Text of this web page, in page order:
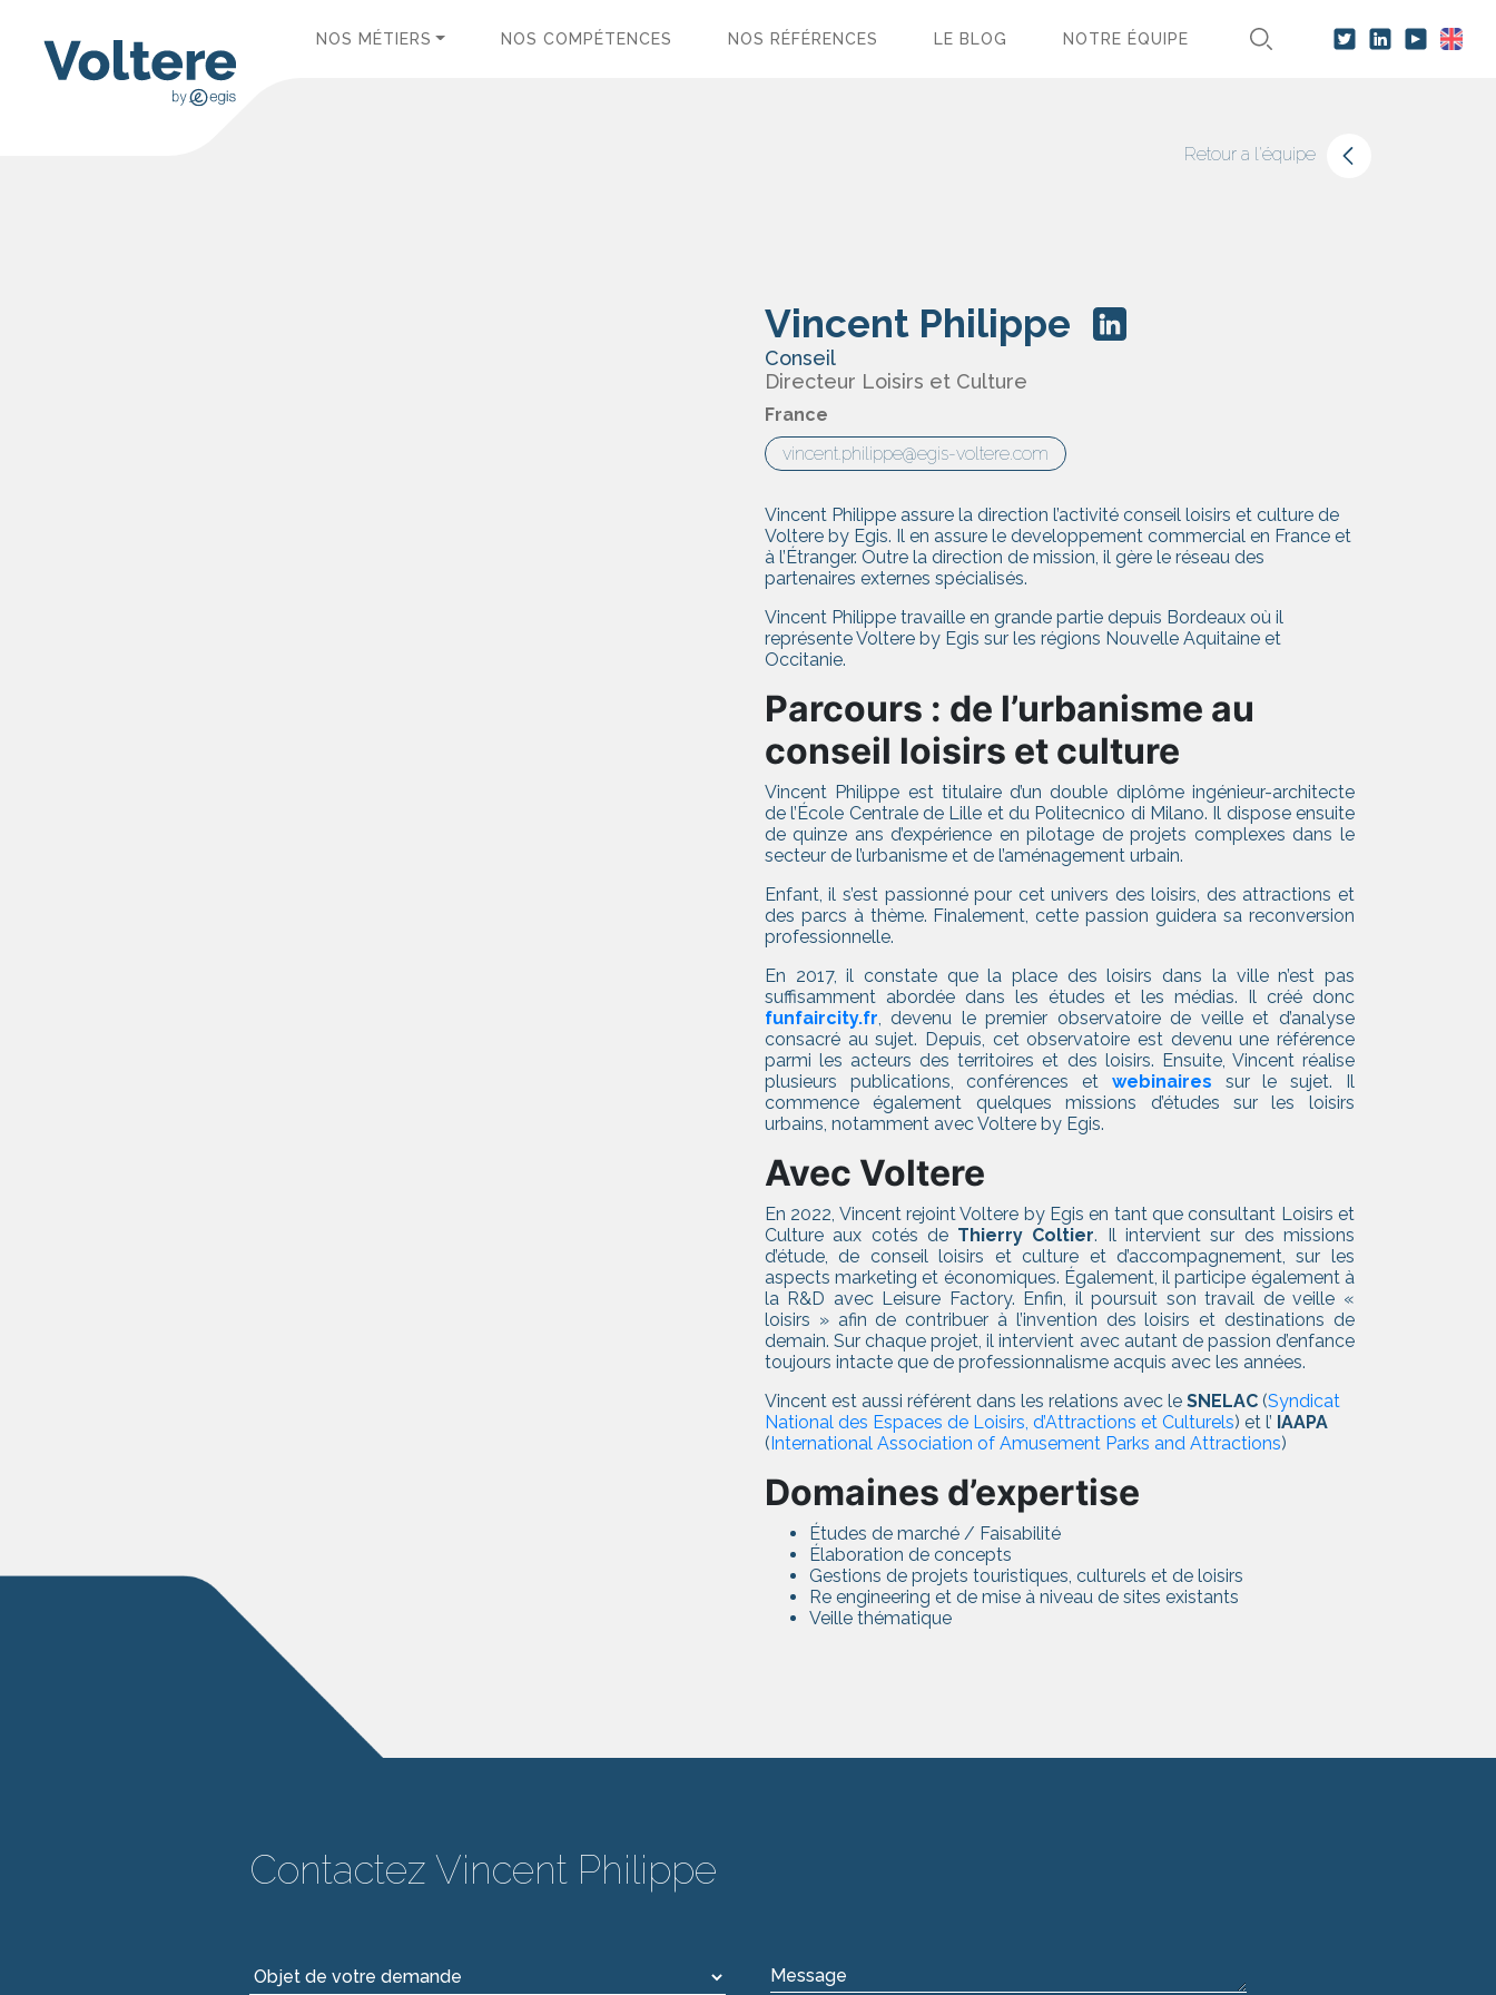
NOS MÉTIERS NOS COMPÉTENCES NOS RÉFÉRENCES LE BLOG NOTRE ÉQUIPE
Retour a l'équipe
Vincent Philippe
Conseil
Directeur Loisirs et Culture
France
vincent.philippe@egis-voltere.com
Vincent Philippe assure la direction l’activité conseil loisirs et culture de
Voltere by Egis. Il en assure le developpement commercial en France et
à l’Étranger. Outre la direction de mission, il gère le réseau des
partenaires externes spécialisés.
Vincent Philippe travaille en grande partie depuis Bordeaux où il
représente Voltere by Egis sur les régions Nouvelle Aquitaine et
Occitanie.
Parcours : de l’urbanisme au
conseil loisirs et culture
Vincent Philippe est titulaire d’un double diplôme ingénieur-architecte
de l’École Centrale de Lille et du Politecnico di Milano. Il dispose ensuite
de quinze ans d’expérience en pilotage de projets complexes dans le
secteur de l’urbanisme et de l’aménagement urbain.
Enfant, il s’est passionné pour cet univers des loisirs, des attractions et
des parcs à thème. Finalement, cette passion guidera sa reconversion
professionnelle.
En 2017, il constate que la place des loisirs dans la ville n’est pas
suffisamment abordée dans les études et les médias. Il créé donc
funfaircity.fr, devenu le premier observatoire de veille et d’analyse
consacré au sujet. Depuis, cet observatoire est devenu une référence
parmi les acteurs des territoires et des loisirs. Ensuite, Vincent réalise
plusieurs publications, conférences et webinaires sur le sujet. Il
commence également quelques missions d’études sur les loisirs
urbains, notamment avec Voltere by Egis.
Avec Voltere
En 2022, Vincent rejoint Voltere by Egis en tant que consultant Loisirs et
Culture aux cotés de Thierry Coltier. Il intervient sur des missions
d’étude, de conseil loisirs et culture et d’accompagnement, sur les
aspects marketing et économiques. Également, il participe également à
la R&D avec Leisure Factory. Enfin, il poursuit son travail de veille «
loisirs » afin de contribuer à l’invention des loisirs et destinations de
demain. Sur chaque projet, il intervient avec autant de passion d’enfance
toujours intacte que de professionnalisme acquis avec les années.
Vincent est aussi référent dans les relations avec le SNELAC(Syndicat
National des Espaces de Loisirs, d’Attractions et Culturels) et l’ IAAPA
(International Association of Amusement Parks and Attractions)
Domaines d’expertise
Études de marché / Faisabilité
Élaboration de concepts
Gestions de projets touristiques, culturels et de loisirs
Re engineering et de mise à niveau de sites existants
Veille thématique
Contactez Vincent Philippe